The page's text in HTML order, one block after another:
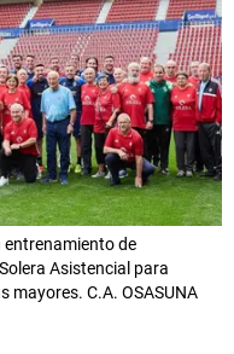
entrenamiento de
Asistencial para
C.A. OSASUNA